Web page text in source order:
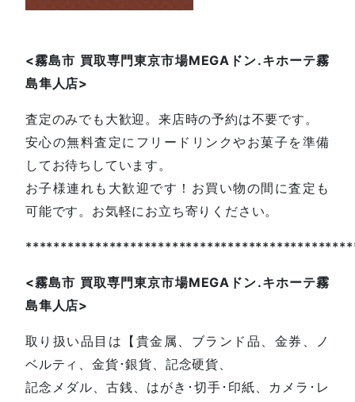
<霧島市 買取専門東京市場MEGA ドン.キホーテ霧
島隼人店>
査定のみでも大歓迎。来店時の予約は不要です。
安心の無料査定にフリードリンクやお菓子を準備
してお待ちしています。
お子様連れも大歓迎です！お買い物の間に査定も
可能です。お気軽にお立ち寄りください。
<霧島市 買取専門東京市場MEGA ドン.キホーテ霧
島隼人店>
取り扱い品目は【貴金属、ブランド品、金券、ノ
ベルティ、金貨･銀貨、記念硬貨、
記念メダル、古銭、はがき･切手･印紙、カメラ･レ